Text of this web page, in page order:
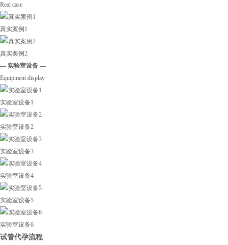
Real case
真实案例1
真实案例2
— 实验室设备 —
Equipment display
实验室设备1
实验室设备2
实验室设备3
实验室设备4
实验室设备5
实验室设备6
试管代孕流程